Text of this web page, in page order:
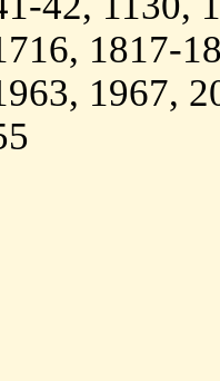
1817-
1967,